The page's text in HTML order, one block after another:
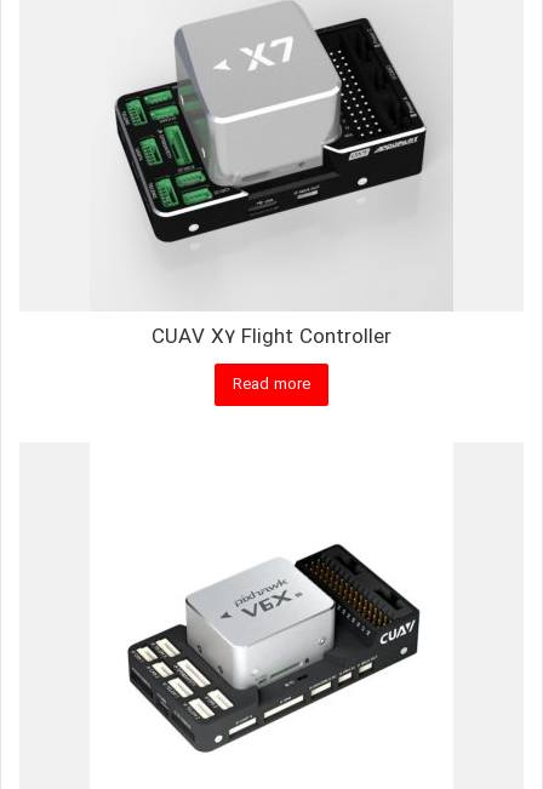
CUAV X7 Flight Controller
Read more